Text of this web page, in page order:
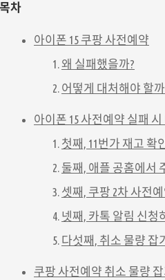
목차
아이폰 15 쿠팡 사전예약
왜 실패했을까?
어떻게 대처해야 할
아이폰 15 사전예약 실패 시
첫째, 11번가 재고 확
둘째, 애플 공홈에서
셋째, 쿠팡 2차 사전
넷째, 카톡 알림 신청
다섯째, 취소 물량 잡기
쿠팡 사전예약 취소 물량 잡